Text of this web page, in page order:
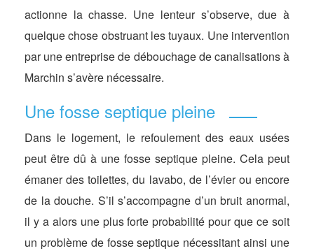
actionne la chasse. Une lenteur s’observe, due à
quelque chose obstruant les tuyaux. Une intervention
par une entreprise de débouchage de canalisations à
Marchin s’avère nécessaire.
Une fosse septique pleine
Dans le logement, le refoulement des eaux usées
peut être dû à une fosse septique pleine. Cela peut
émaner des toilettes, du lavabo, de l’évier ou encore
de la douche. S’il s’accompagne d’un bruit anormal,
il y a alors une plus forte probabilité pour que ce soit
un problème de fosse septique nécessitant ainsi une